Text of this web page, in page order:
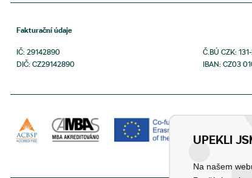
Fakturační údaje
IČ: 29142890
DIČ: CZ29142890
Č.BÚ CZK:
IBAN: CZ03
UPEKLI
Na našem